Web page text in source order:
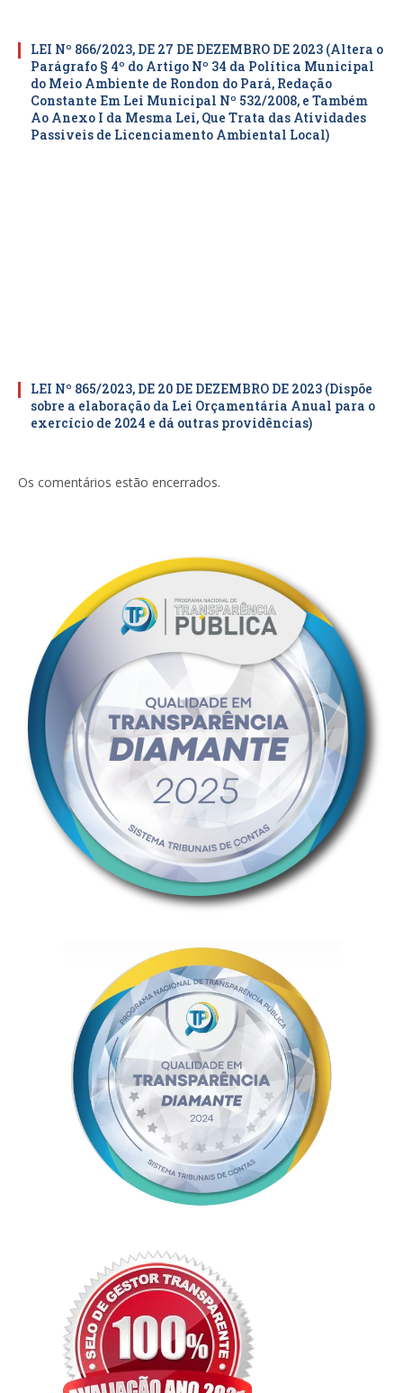
LEI Nº 866/2023, DE 27 DE DEZEMBRO DE 2023 (Altera o
Parágrafo § 4º do Artigo Nº 34 da Política Municipal
do Meio Ambiente de Rondon do Pará, Redação
Constante Em Lei Municipal Nº 532/2008, e Também
Ao Anexo I da Mesma Lei, Que Trata das Atividades
Passiveis de Licenciamento Ambiental Local)
LEI Nº 865/2023, DE 20 DE DEZEMBRO DE 2023 (Dispõe
sobre a elaboração da Lei Orçamentária Anual para o
exercício de 2024 e dá outras providências)
Os comentários estão encerrados.